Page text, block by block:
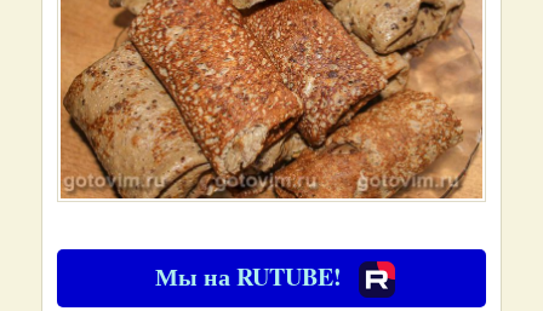
Мы на RUTUBE!